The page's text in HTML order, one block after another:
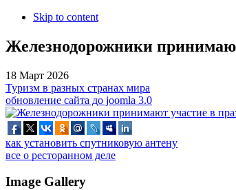
Skip to content
Железнодорожники
18 Март 2026
Туризм в разных странах мира
обновление сайта до joomla 3.0
как установить спутниковую антену
все о ресторанном деле
Image Gallery